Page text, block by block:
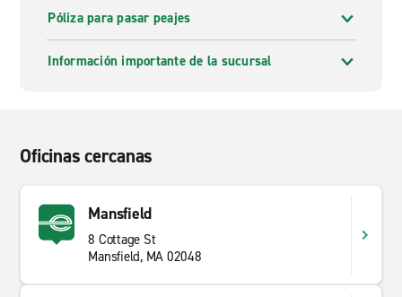
Póliza para pasar peajes
Información importante de la sucursal
Oficinas cercanas
Mansfield
8 Cottage St
Mansfield, MA 02048